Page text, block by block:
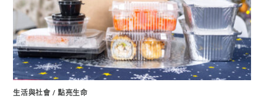
生活與社會/點亮生命